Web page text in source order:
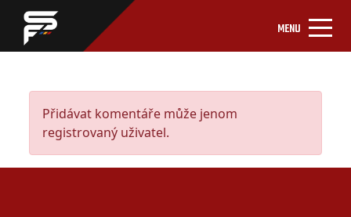
MENU
Přidávat komentáře může jenom
registrovaný uživatel.